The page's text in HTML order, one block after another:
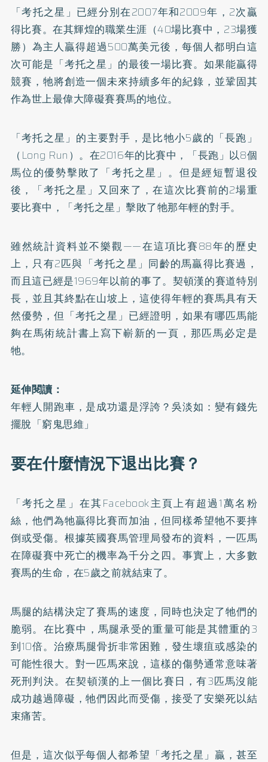
「考托之星」已經分別在2007年和2009年，2次贏
得比賽。在其輝煌的職業生涯（40場比賽中，23場獲
勝）為主人贏得超過500萬美元後，每個人都明白這
次可能是「考托之星」的最後一場比賽。如果能贏得
競賽，牠將創造一個未來持續多年的紀錄，並鞏固其
作為世上最偉大障礙賽賽馬的地位。
「考托之星」的主要對手，是比牠小5歲的「長跑」
（Long Run）。在2016年的比賽中，「長跑」以8個
馬位的優勢擊敗了「考托之星」。但是經短暫退役
後，「考托之星」又回來了，在這次比賽前的2場重
要比賽中，「考托之星」擊敗了牠那年輕的對手。
雖然統計資料並不樂觀——在這項比賽88年的歷史
上，只有2匹與「考托之星」同齡的馬贏得比賽過，
而且這已經是1969年以前的事了。契頓漢的賽道特別
長，並且其終點在山坡上，這使得年輕的賽馬具有天
然優勢，但「考托之星」已經證明，如果有哪匹馬能
夠在馬術統計書上寫下嶄新的一頁，那匹馬必定是
牠。
延伸閱讀：
年輕人開跑車，是成功還是浮誇？吳淡如：變有錢先
擺脫「窮鬼思維」
要在什麼情況下退出比賽？
「考托之星」在其Facebook主頁上有超過1萬名粉
絲，他們為牠贏得比賽而加油，但同樣希望牠不要摔
倒或受傷。根據英國賽馬管理局發布的資料，一匹馬
在障礙賽中死亡的機率為千分之四。事實上，大多數
賽馬的生命，在5歲之前就結束了。
馬腿的結構決定了賽馬的速度，同時也決定了牠們的
脆弱。在比賽中，馬腿承受的重量可能是其體重的3
到10倍。治療馬腿骨折非常困難，發生壞疽或感染的
可能性很大。對一匹馬來說，這樣的傷勢通常意味著
死刑判決。在契頓漢的上一個比賽日，有3匹馬沒能
成功越過障礙，牠們因此而受傷，接受了安樂死以結
束痛苦。
但是，這次似乎每個人都希望「考托之星」贏，甚至